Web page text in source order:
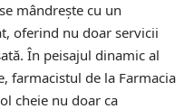
mândrește cu un
oferind nu doar servicii
În peisajul dinamic al
farmacistul de la Farmacia
cheie nu doar ca